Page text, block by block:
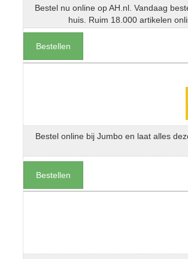
Bestel nu online op AH.nl. Vandaag
huis. Ruim 18.000 artikelen
Bestellen
Bestel online bij Jumbo en laat alles
Bestellen